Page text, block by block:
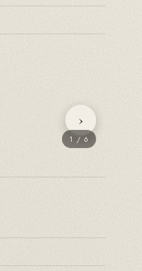
›
1 / 6